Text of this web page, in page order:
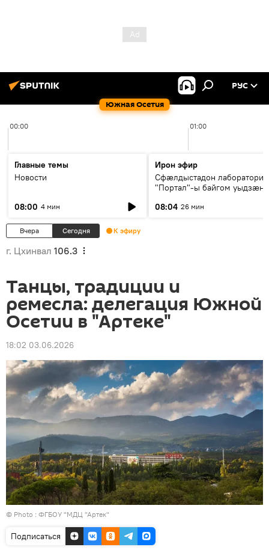
Южная Осетия
РУС
00:00 01:00
Главные темы
Новости
08:00 4 мин
Ирон эфир
Сфæлдыстадон лаборатори
"Портал"-ы байгом уыдзæн
Æхсары куыстыты равдыст
08:04 26 мин
Вчера Сегодня К эфиру
г. Цхинвал 106.3
Танцы, традиции и
ремесла: делегация Южной
Осетии в "Артеке"
18:02 03.06.2026
© Photo : ФГБОУ "МДЦ "Артек"
Подписаться